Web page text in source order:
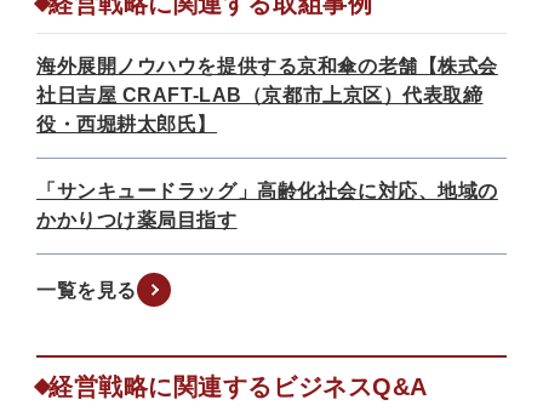
海外展開ノウハウを提供する京和傘の老舗【株式会
社日吉屋 CRAFT-LAB（京都市上京区）代表取締
役・西堀耕太郎氏】
「サンキュードラッグ」高齢化社会に対応、地域の
かかりつけ薬局目指す
一覧を見る
経営戦略に関連するビジネスQ&A